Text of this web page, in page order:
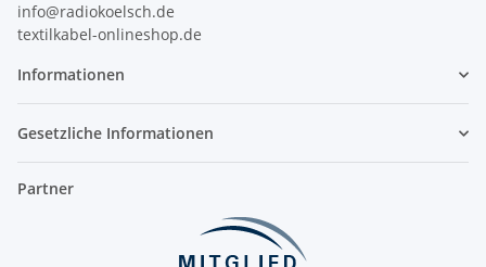
info@radiokoelsch.de
textilkabel-onlineshop.de
Informationen
Gesetzliche Informationen
Partner